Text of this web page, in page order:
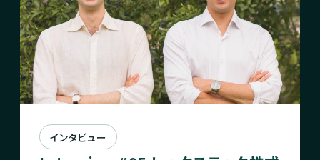
インタビュー